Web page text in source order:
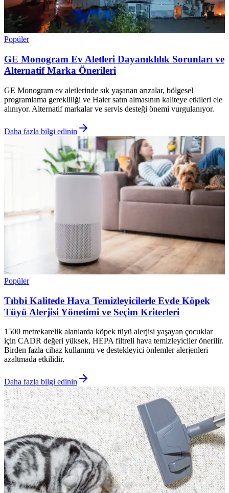
Popüler
GE Monogram Ev Aletleri Dayanıklılık Sorunları ve
Alternatif Marka Önerileri
GE Monogram ev aletlerinde sık yaşanan arızalar, bölgesel
programlama gerekliliği ve Haier satın almasının kaliteye etkileri ele
alınıyor. Alternatif markalar ve servis desteği önemi vurgulanıyor.
Daha fazla bilgi edinin
Popüler
Tıbbi Kalitede Hava Temizleyicilerle Evde Köpek
Tüyü Alerjisi Yönetimi ve Seçim Kriterleri
1500 metrekarelik alanlarda köpek tüyü alerjisi yaşayan çocuklar
için CADR değeri yüksek, HEPA filtreli hava temizleyiciler önerilir.
Birden fazla cihaz kullanımı ve destekleyici önlemler alerjenleri
azaltmada etkilidir.
Daha fazla bilgi edinin